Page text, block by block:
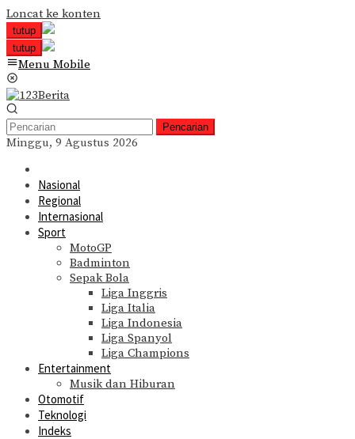
Loncat ke konten
tutup
tutup
Menu Mobile
Pencarian
Minggu, 9 Agustus 2026
Nasional
Regional
Internasional
Sport
MotoGP
Badminton
Sepak Bola
Liga Inggris
Liga Italia
Liga Indonesia
Liga Spanyol
Liga Champions
Entertainment
Musik dan Hiburan
Otomotif
Teknologi
Indeks